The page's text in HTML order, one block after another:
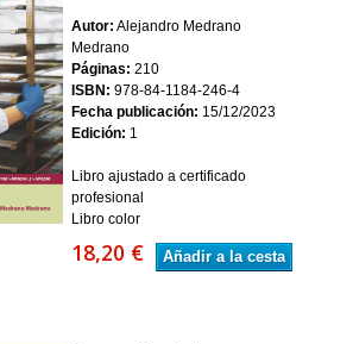
Autor: Alejandro Medrano
Medrano
Páginas: 210
ISBN: 978-84-1184-246-4
Fecha publicación: 15/12/2023
Edición: 1
Libro ajustado a certificado
profesional
Libro color
18,20 € Añadir a la cesta